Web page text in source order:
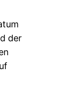
der